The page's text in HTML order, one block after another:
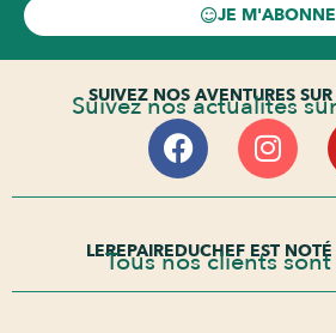
JE M'ABONNE
SUIVEZ NOS AVENTURES
Suivez nos actualités
LEREPAIREDUCHEF EST
Tous nos clients